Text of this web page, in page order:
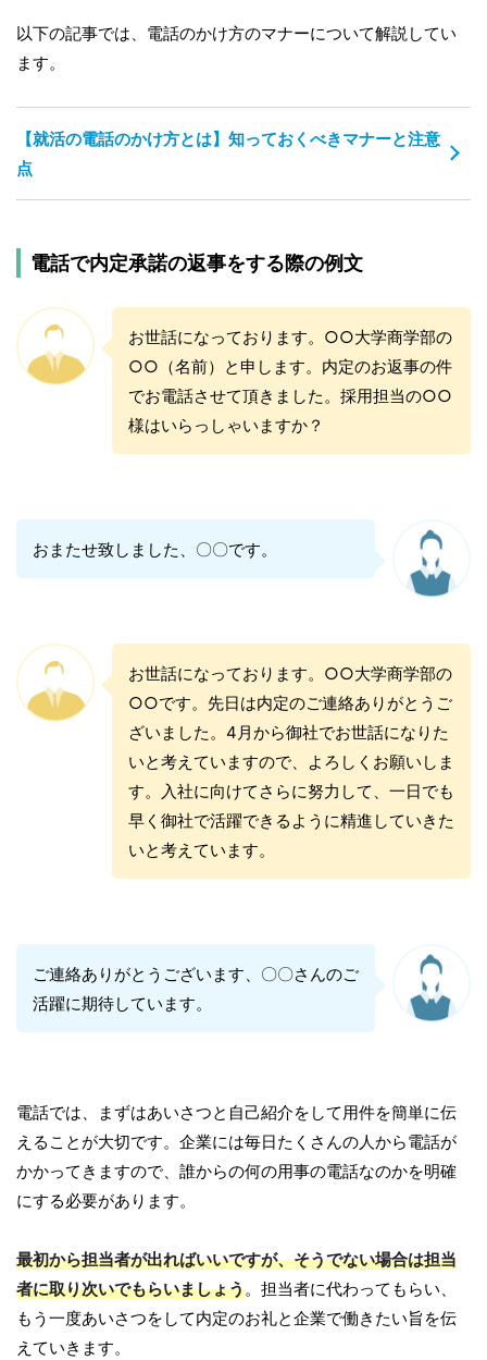
以下の記事では、電話のかけ方のマナーについて解説してい
ます。
【就活の電話のかけ方とは】知っておくべきマナーと注意
点
電話で内定承諾の返事をする際の例文
お世話になっております。○○大学商学部の
○○（名前）と申します。内定のお返事の件
でお電話させて頂きました。採用担当の○○
様はいらっしゃいますか？
おまたせ致しました、〇〇です。
お世話になっております。○○大学商学部の
○○です。先日は内定のご連絡ありがとうご
ざいました。4月から御社でお世話になりた
いと考えていますので、よろしくお願いしま
す。入社に向けてさらに努力して、一日でも
早く御社で活躍できるように精進していきた
いと考えています。
ご連絡ありがとうございます、〇〇さんのご
活躍に期待しています。
電話では、まずはあいさつと自己紹介をして用件を簡単に伝
えることが大切です。企業には毎日たくさんの人から電話が
かかってきますので、誰からの何の用事の電話なのかを明確
にする必要があります。
最初から担当者が出ればいいですが、そうでない場合は担当
者に取り次いでもらいましょう。担当者に代わってもらい、
もう一度あいさつをして内定のお礼と企業で働きたい旨を伝
えていきます。